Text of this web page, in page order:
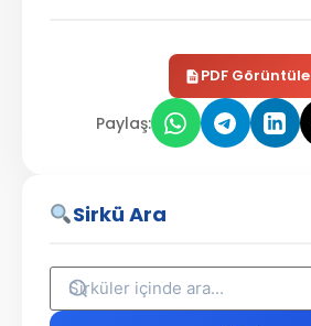
PDF Görüntüle
Paylaş:
Sirkü Ara